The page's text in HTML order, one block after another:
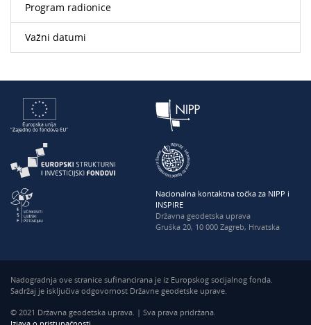
Program radionice
Važni datumi
Nacionalna kontaktna točka za NIPP i
INSPIRE
Državna geodetska uprava
Gruška 20, 10 000 Zagreb, Hrvatska
Nadogradnja ove stranice sufinancirana je iz Europskog socijalnog fonda.
Sadržaj je isključiva odgovornost Državne geodetske uprave.
© 2021 Državna geodetska uprava. | Sva prava pridržana.